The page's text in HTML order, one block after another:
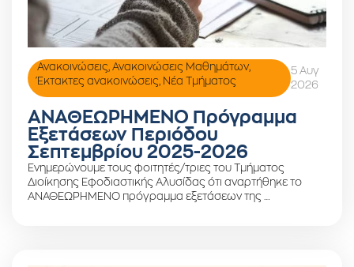
Ανακοινώσεις Ανακοινώσεις Μαθημάτων,
Έκτακτες ανακοινώσεις
Νέα Τμήματος
5 Αυγ
2026
ΑΝΑΘΕΩΡΗΜΕΝΟ Πρόγραμμα
Εξετάσεων Περιόδου
Σεπτεμβρίου 2025-2026
Ενημερώνουμε τους φοιτητές/τριες του Τμήματος
Διοίκησης Εφοδιαστικής Αλυσίδας ότι αναρτήθηκε το
ΑΝΑΘΕΩΡΗΜΕΝΟ πρόγραμμα εξετάσεων της …